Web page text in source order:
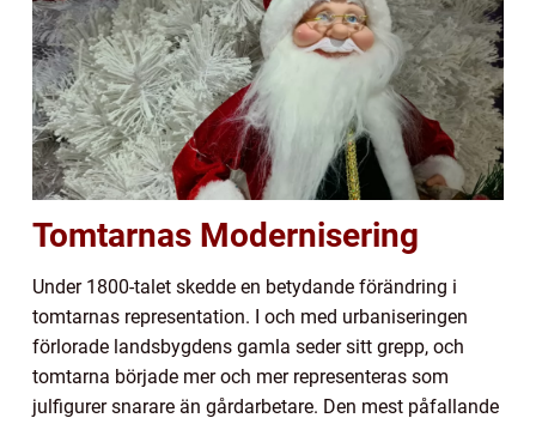
Tomtarnas Modernisering
Under 1800-talet skedde en betydande förändring i
tomtarnas representation. I och med urbaniseringen
förlorade landsbygdens gamla seder sitt grepp, och
tomtarna började mer och mer representeras som
julfigurer snarare än gårdarbetare. Den mest påfallande